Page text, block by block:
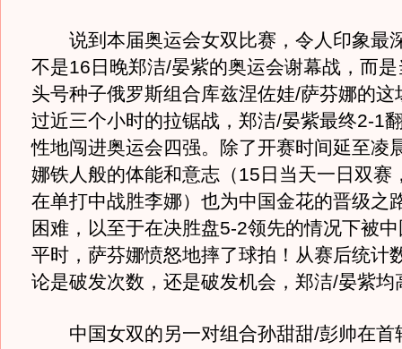
说到本届奥运会女双比赛，令人印象最
不是16日晚郑洁/晏紫的奥运会谢幕战，而
头号种子俄罗斯组合库兹涅佐娃/萨芬娜的这
过近三个小时的拉锯战，郑洁/晏紫最终2-1
性地闯进奥运会四强。除了开赛时间延至凌
娜铁人般的体能和意志（15日当天一日双赛
在单打中战胜李娜）也为中国金花的晋级之
困难，以至于在决胜盘5-2领先的情况下被
平时，萨芬娜愤怒地摔了球拍！从赛后统计
论是破发次数，还是破发机会，郑洁/晏紫均
中国女双的另一对组合孙甜甜/彭帅在首